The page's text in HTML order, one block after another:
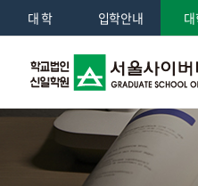
대 학 입학안내 대